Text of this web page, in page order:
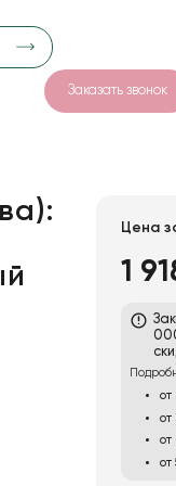
Заказать звонок
Цена
1
от
от
от
от